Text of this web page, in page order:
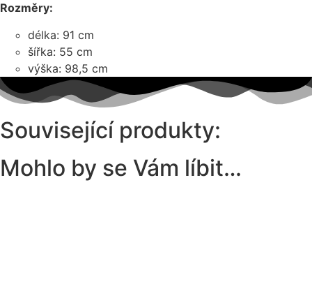
Rozměry:
délka: 91 cm
šířka: 55 cm
výška: 98,5 cm
Související produkty:
Mohlo by se Vám líbit…